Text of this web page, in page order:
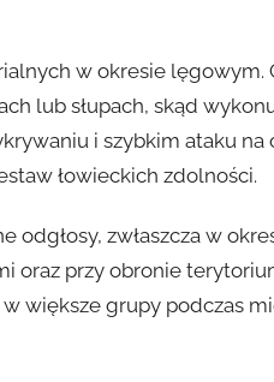
w okresie lęgowym.
lub słupach, skąd
i szybkim ataku na
łowieckich zdolności.
odgłosy, zwłaszcza w
oraz przy obronie
większe grupy podczas